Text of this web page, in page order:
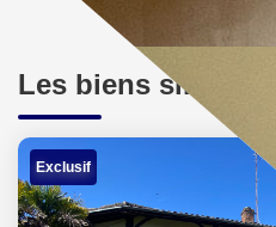
Les biens similaires
Exclusif